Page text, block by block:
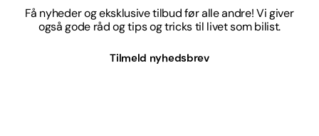
Få nyheder og eksklusive tilbud før alle andre! Vi giver
også gode råd og tips og tricks til livet som bilist.
Tilmeld nyhedsbrev